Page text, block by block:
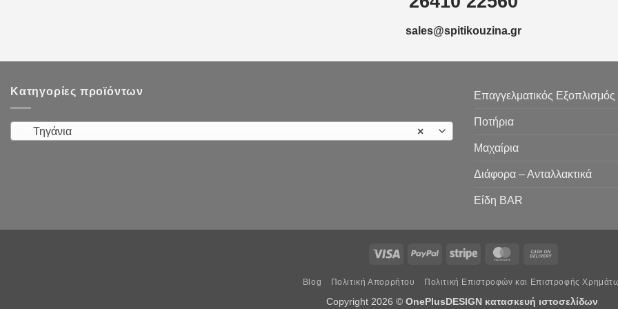
sales@spitikouzina.gr
Κατηγορίες προϊόντων
×
Τηγάνια
Επαγγελματικός Εξοπλισμός
Ποτήρια
Μαχαίρια
Διάφορα – Ανταλλακτικά
Είδη ΒAR
Visa PayPal Stripe MasterCard
Delivery
Blog Πολιτική Απορρήτου Πολιτική Επιστροφών και Επιστροφής
Copyright 2026 © OnePlusDESIGN κατασκευή ιστοσελίδων